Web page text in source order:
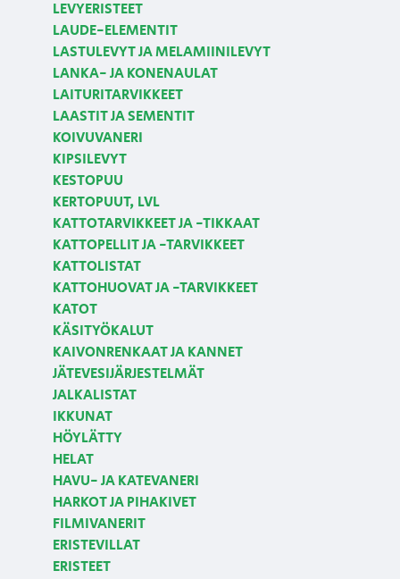
LEVYERISTEET
LAUDE-ELEMENTIT
LASTULEVYT JA MELAMIINILEVYT
LANKA- JA KONENAULAT
LAITURITARVIKKEET
LAASTIT JA SEMENTIT
KOIVUVANERI
KIPSILEVYT
KESTOPUU
KERTOPUUT, LVL
KATTOTARVIKKEET JA -TIKKAAT
KATTOPELLIT JA -TARVIKKEET
KATTOLISTAT
KATTOHUOVAT JA -TARVIKKEET
KATOT
KÄSITYÖKALUT
KAIVONRENKAAT JA KANNET
JÄTEVESIJÄRJESTELMÄT
JALKALISTAT
IKKUNAT
HÖYLÄTTY
HELAT
HAVU- JA KATEVANERI
HARKOT JA PIHAKIVET
FILMIVANERIT
ERISTEVILLAT
ERISTEET